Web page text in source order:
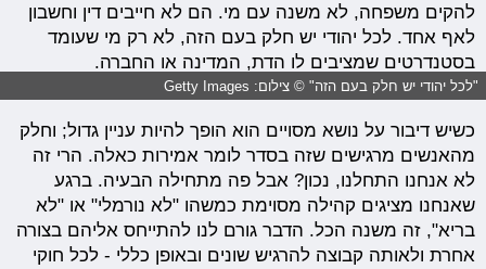
להקים משפחה, לא משנה עם מי. הם לא חייבים דין וחשבון
לאף אחד. לכל יהודי יש חלק בעם הזה, לא רק מי שעומד
בסטנדרטים שמציבים לו הדת, המדינה או החברה.
"לכל יהודי יש חלק בעם הזה" © צילום: Getty Images
כשיש דיבור על נושא מסויים הוא הופך להיות עניין גדול; וחלק
מהאנשים מרגישים שזה בסדר לומר אמירות כאלה. הרי זה
לא אנחנו התחלנו, נכון? אבל פה מתחילה הבעיה. ברגע
שאנחנו מציגים קהילה מסוימת כמשהו "לא נורמלי" או "לא
בריא", זה משנה הכל. הדבר גורם לנו להתייחס אליהם בצורה
אחרת ולאותה קבוצה להרגיש שונים ובאופן כללי - לכל חוקי